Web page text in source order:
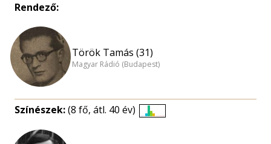
Rendező:
Török Tamás (31)
Magyar Rádió (Budapest)
Színészek:(8 fő, átl. 40 év)